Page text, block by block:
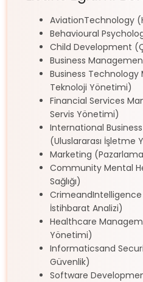
AviationTechnology
Behavioural
Child Development
Business
Business
Teknoloji Yönetimi)
Financial Services
Servis Yönetimi)
International
(Uluslararası İşletme
Marketing
Community Mental
Sağlığı)
CrimeandIntelligence
İstihbarat Analizi)
Healthcare
Yönetimi)
Informaticsand
Güvenlik)
Software